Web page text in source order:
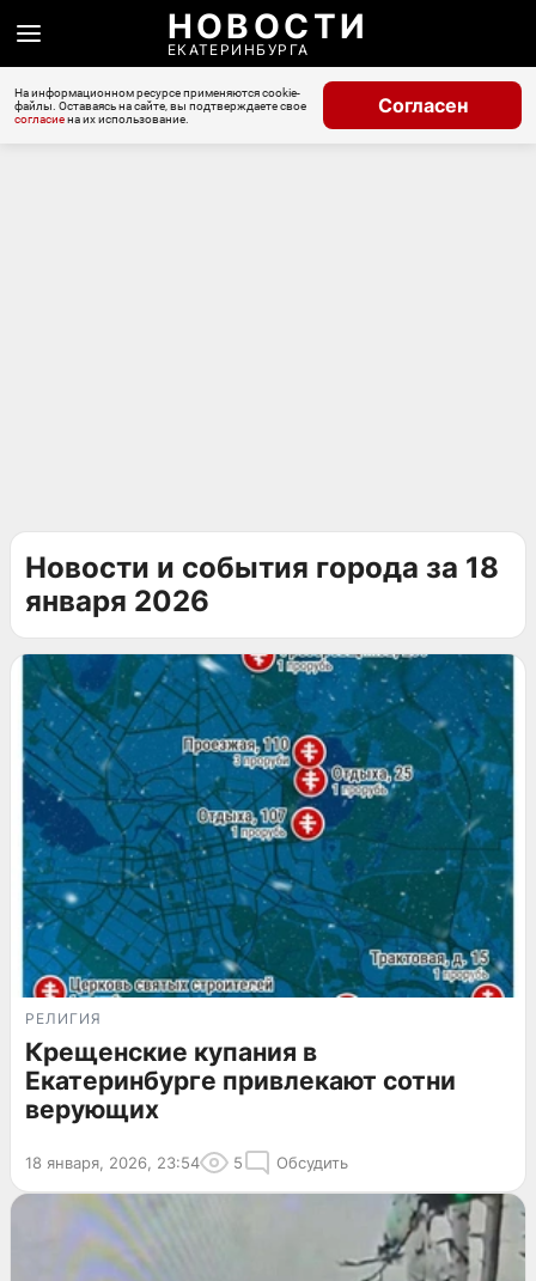
НОВОСТИ
ЕКАТЕРИНБУРГА
На информационном ресурсе применяются cookie-
файлы. Оставаясь на сайте, вы подтверждаете свое
согласиена их использование.
Согласен
Новости и события города за 18
января 2026
РЕЛИГИЯ
Крещенские купания в
Екатеринбурге привлекают сотни
верующих
18 января, 2026, 23:54 5 Обсудить